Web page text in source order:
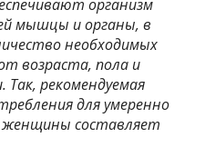
организм
мышцы и органы, в
необходимых
возраста, пола и
рекомендуемая
для умеренно
женщины составляет